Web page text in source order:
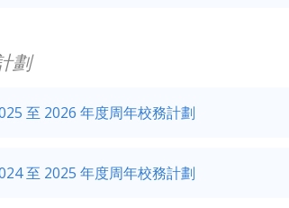
劃
至 2026 年度周年校務計劃
至 2025 年度周年校務計劃